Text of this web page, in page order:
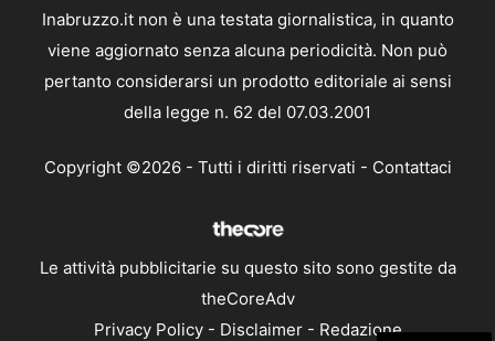
Inabruzzo.it non è una testata giornalistica, in quanto
viene aggiornato senza alcuna periodicità. Non può
pertanto considerarsi un prodotto editoriale ai sensi
della legge n. 62 del 07.03.2001
Copyright ©2026 - Tutti i diritti riservati - Contattaci
Le attività pubblicitarie su questo sito sono gestite da
theCoreAdv
Privacy Policy- Disclaimer- Redazione